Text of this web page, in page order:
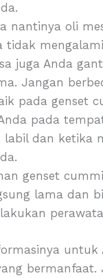
nantinya oli
tidak
juga Anda
Jangan
pada genset
pada
dan ketika
genset
lama dan